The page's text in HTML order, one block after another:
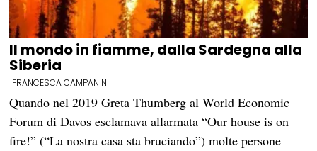
Il mondo in fiamme, dalla Sardegna alla
Siberia
FRANCESCA CAMPANINI
Quando nel 2019 Greta Thumberg al World Economic
Forum di Davos esclamava allarmata “Our house is on
fire!” (“La nostra casa sta bruciando”) molte persone